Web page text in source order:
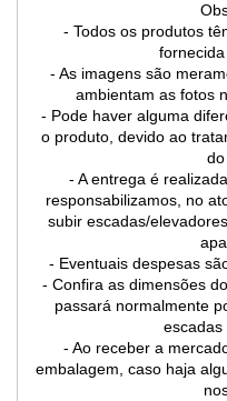
- Todos os produtos
- As imagens são
ambientam as fotos
- Pode haver alguma
o produto, devido ao
- A entrega é
responsabilizamos, no
subir escadas/
- Eventuais despesas
- Confira as dimensões
passará normalmente
escadas
- Ao receber a
embalagem, caso haja